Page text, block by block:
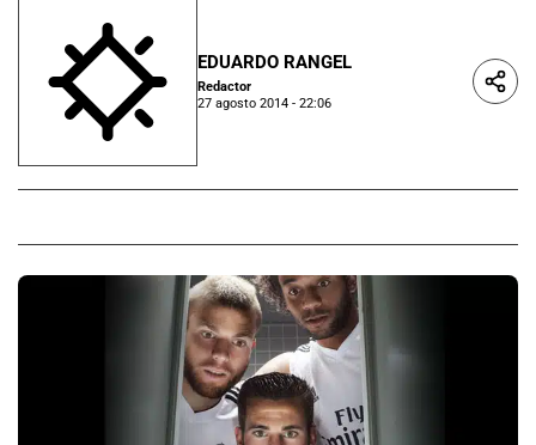
EDUARDO RANGEL
Redactor
27 agosto 2014 - 22:06